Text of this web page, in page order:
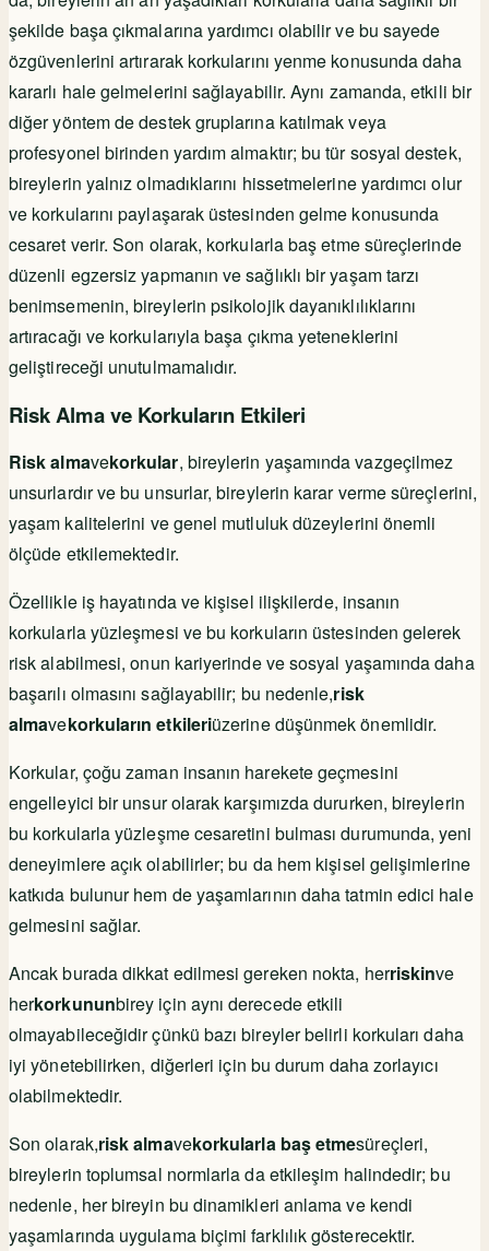
şekilde başa çıkmalarına yardımcı olabilir ve bu sayede
özgüvenlerini artırarak korkularını yenme konusunda daha
kararlı hale gelmelerini sağlayabilir. Aynı zamanda, etkili bir
diğer yöntem de destek gruplarına katılmak veya
profesyonel birinden yardım almaktır; bu tür sosyal destek,
bireylerin yalnız olmadıklarını hissetmelerine yardımcı olur
ve korkularını paylaşarak üstesinden gelme konusunda
cesaret verir. Son olarak, korkularla baş etme süreçlerinde
düzenli egzersiz yapmanın ve sağlıklı bir yaşam tarzı
benimsemenin, bireylerin psikolojik dayanıklılıklarını
artıracağı ve korkularıyla başa çıkma yeteneklerini
geliştireceği unutulmamalıdır.
Risk Alma ve Korkuların Etkileri
Risk almavekorkular, bireylerin yaşamında vazgeçilmez
unsurlardır ve bu unsurlar, bireylerin karar verme süreçlerini,
yaşam kalitelerini ve genel mutluluk düzeylerini önemli
ölçüde etkilemektedir.
Özellikle iş hayatında ve kişisel ilişkilerde, insanın
korkularla yüzleşmesi ve bu korkuların üstesinden gelerek
risk alabilmesi, onun kariyerinde ve sosyal yaşamında daha
başarılı olmasını sağlayabilir; bu nedenle,risk
almavekorkuların etkileriüzerine düşünmek önemlidir.
Korkular, çoğu zaman insanın harekete geçmesini
engelleyici bir unsur olarak karşımızda dururken, bireylerin
bu korkularla yüzleşme cesaretini bulması durumunda, yeni
deneyimlere açık olabilirler; bu da hem kişisel gelişimlerine
katkıda bulunur hem de yaşamlarının daha tatmin edici hale
gelmesini sağlar.
Ancak burada dikkat edilmesi gereken nokta, herriskinve
herkorkununbirey için aynı derecede etkili
olmayabileceğidir çünkü bazı bireyler belirli korkuları daha
iyi yönetebilirken, diğerleri için bu durum daha zorlayıcı
olabilmektedir.
Son olarak,risk almavekorkularla baş etmesüreçleri,
bireylerin toplumsal normlarla da etkileşim halindedir; bu
nedenle, her bireyin bu dinamikleri anlama ve kendi
yaşamlarında uygulama biçimi farklılık gösterecektir.